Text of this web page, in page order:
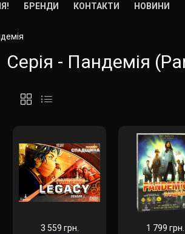
БРЕНДИ КОНТАКТИ НОВИНИ
Серія - Пандемія
3 559 грн. 1 799 грн.